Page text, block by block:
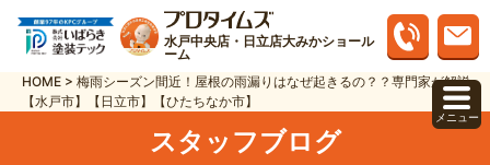
水戸中央店・日立店大みかショール
ーム
HOME > 梅雨シーズン間近！屋根の雨漏りはなぜ起きるの？？専門家が解説
【水戸市】【日立市】【ひたちなか市】
スタッフブログ
メニュー